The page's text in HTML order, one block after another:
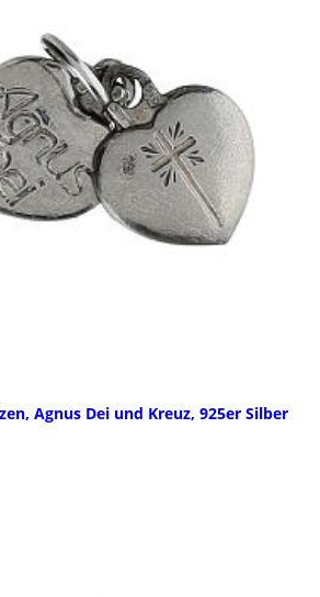
Agnus Dei und Kreuz, 925er Silber